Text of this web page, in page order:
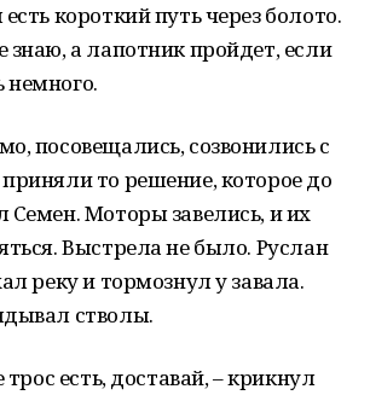
короткий путь через болото.
знаю, а лапотник пройдет, если
посовещались, созвонились с
то решение, которое до
Семен. Моторы завелись, и их
Выстрела не было. Руслан
реку и тормознул у завала.
стволы.
трос есть, доставай, – крикнул